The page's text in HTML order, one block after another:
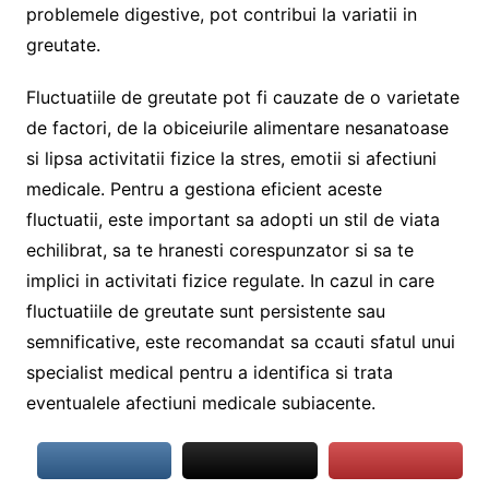
problemele digestive, pot contribui la variatii in
greutate.
Fluctuatiile de greutate pot fi cauzate de o varietate
de factori, de la obiceiurile alimentare nesanatoase
si lipsa activitatii fizice la stres, emotii si afectiuni
medicale. Pentru a gestiona eficient aceste
fluctuatii, este important sa adopti un stil de viata
echilibrat, sa te hranesti corespunzator si sa te
implici in activitati fizice regulate. In cazul in care
fluctuatiile de greutate sunt persistente sau
semnificative, este recomandat sa ccauti sfatul unui
specialist medical pentru a identifica si trata
eventualele afectiuni medicale subiacente.